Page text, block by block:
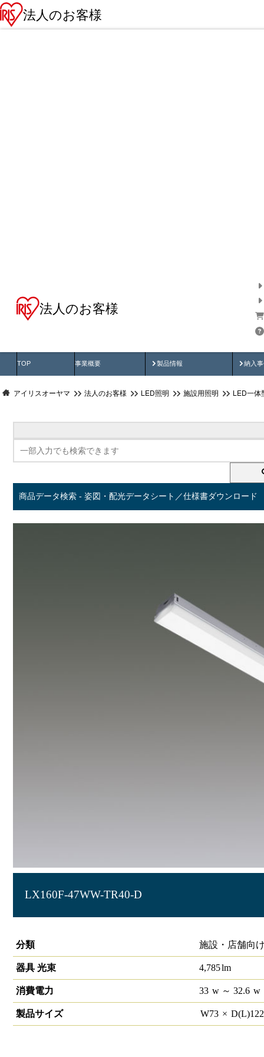
法人のお客様
法人のお客様
TOP 事業概要 製品情報
製品動画 納入
納
アイリスオーヤマ 法人のお客様 LED照明 施設用照明 LED一体
商品データ検索 - 姿図・配光データシート／仕様書ダウンロード
LX160F-47WW-TR40-D
分類
施設・店舗向
器具 光束 4,785lm
消費電力 33 w～ 32.6 w
製品サイズ W73 × D(L)